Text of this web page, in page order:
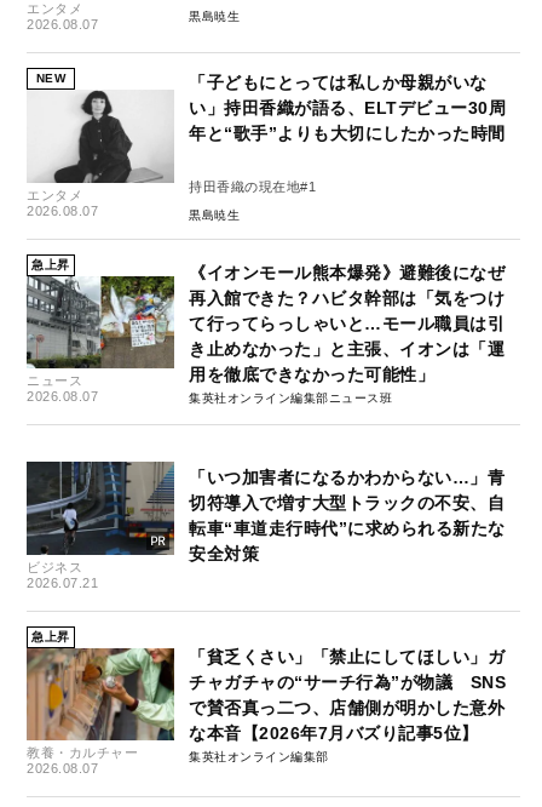
エンタメ
2026.08.07
黒島暁生
NEW
エンタメ
2026.08.07
「子どもにとっては私しか母親がいな
い」持田香織が語る、ELTデビュー30周
年と“歌手”よりも大切にしたかった時間
持田香織の現在地#1
黒島暁生
急上昇
ニュース
2026.08.07
《イオンモール熊本爆発》避難後になぜ
再入館できた？ハビタ幹部は「気をつけ
て行ってらっしゃいと…モール職員は引
き止めなかった」と主張、イオンは「運
用を徹底できなかった可能性」
集英社オンライン編集部ニュース班
ビジネス
2026.07.21
「いつ加害者になるかわからない…」青
切符導入で増す大型トラックの不安、自
転車“車道走行時代”に求められる新たな
安全対策
急上昇
教養・カルチャー
2026.08.07
「貧乏くさい」「禁止にしてほしい」ガ
チャガチャの“サーチ行為”が物議 SNS
で賛否真っ二つ、店舗側が明かした意外
な本音【2026年7月バズり記事5位】
集英社オンライン編集部